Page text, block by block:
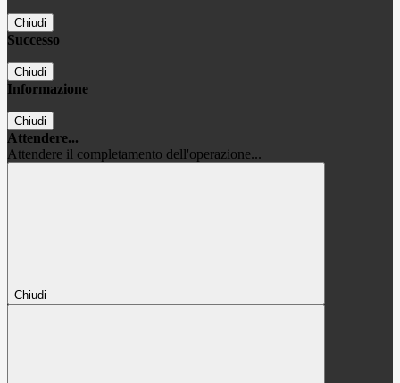
Chiudi
Successo
Chiudi
Informazione
Chiudi
Attendere...
Attendere il completamento dell'operazione...
Chiudi